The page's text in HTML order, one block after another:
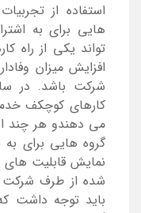
استفاده از
هایی برای به
تواند یکی از راه
افزایش میزان
شرکت باشد. در
کارهای کوچکف
می دهندو هر چند
گروه هایی برای
نمایش قابلیت
شده از طرف شرکت
باید توجه داشت